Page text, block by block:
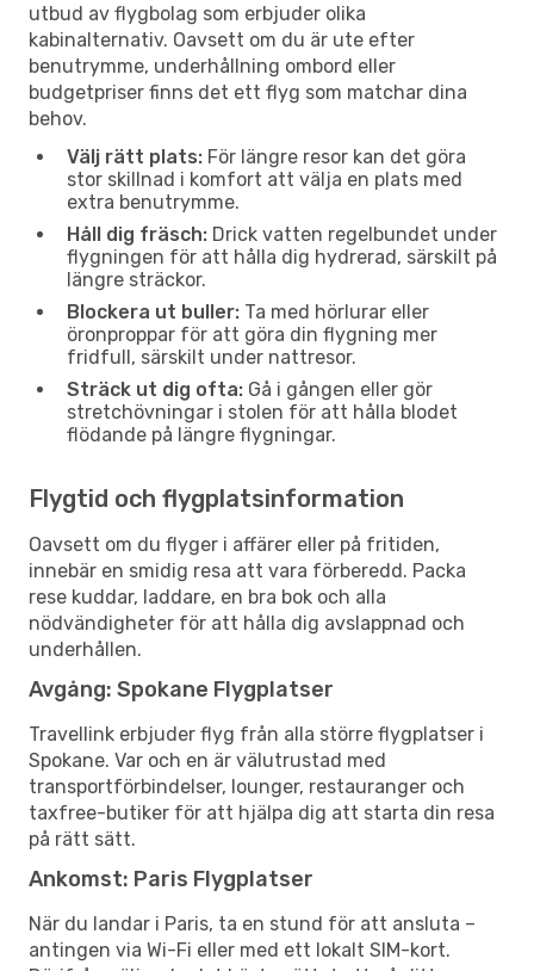
utbud av flygbolag som erbjuder olika
kabinalternativ. Oavsett om du är ute efter
benutrymme, underhållning ombord eller
budgetpriser finns det ett flyg som matchar dina
behov.
Välj rätt plats: För längre resor kan det göra
stor skillnad i komfort att välja en plats med
extra benutrymme.
Håll dig fräsch: Drick vatten regelbundet under
flygningen för att hålla dig hydrerad, särskilt på
längre sträckor.
Blockera ut buller: Ta med hörlurar eller
öronproppar för att göra din flygning mer
fridfull, särskilt under nattresor.
Sträck ut dig ofta: Gå i gången eller gör
stretchövningar i stolen för att hålla blodet
flödande på längre flygningar.
Flygtid och flygplatsinformation
Oavsett om du flyger i affärer eller på fritiden,
innebär en smidig resa att vara förberedd. Packa
rese kuddar, laddare, en bra bok och alla
nödvändigheter för att hålla dig avslappnad och
underhållen.
Avgång: Spokane Flygplatser
Travellink erbjuder flyg från alla större flygplatser i
Spokane. Var och en är välutrustad med
transportförbindelser, lounger, restauranger och
taxfree-butiker för att hjälpa dig att starta din resa
på rätt sätt.
Ankomst: Paris Flygplatser
När du landar i Paris, ta en stund för att ansluta –
antingen via Wi-Fi eller med ett lokalt SIM-kort.